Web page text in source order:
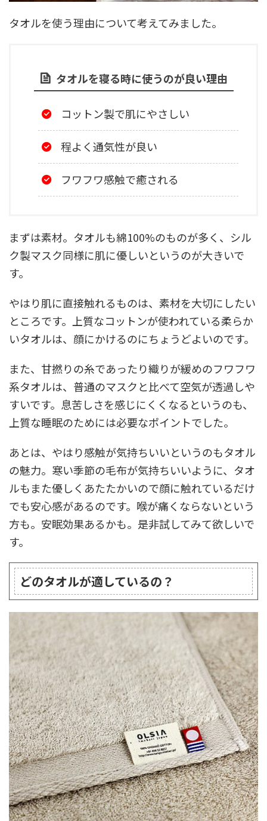
タオルを使う理由について考えてみました。
タオルを寝る時に使うのが良い理由
コットン製で肌にやさしい
程よく通気性が良い
フワフワ感触で癒される
まずは素材。タオルも綿100%のものが多く、シル
ク製マスク同様に肌に優しいというのが大きいで
す。
やはり肌に直接触れるものは、素材を大切にしたい
ところです。上質なコットンが使われている柔らか
いタオルは、顔にかけるのにちょうどよいのです。
また、甘撚りの糸であったり織りが緩めのフワフワ
系タオルは、普通のマスクと比べて空気が透過しや
すいです。息苦しさを感じにくくなるというのも、
上質な睡眠のためには必要なポイントでした。
あとは、やはり感触が気持ちいいというのもタオル
の魅力。寒い季節の毛布が気持ちいいように、タオ
ルもまた優しくあたたかいので顔に触れているだけ
でも安心感があるのです。喉が痛くならないという
方も。安眠効果あるかも。是非試してみて欲しいで
す。
どのタオルが適しているの？